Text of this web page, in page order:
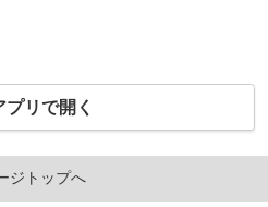
プリで開く
ジトップへ